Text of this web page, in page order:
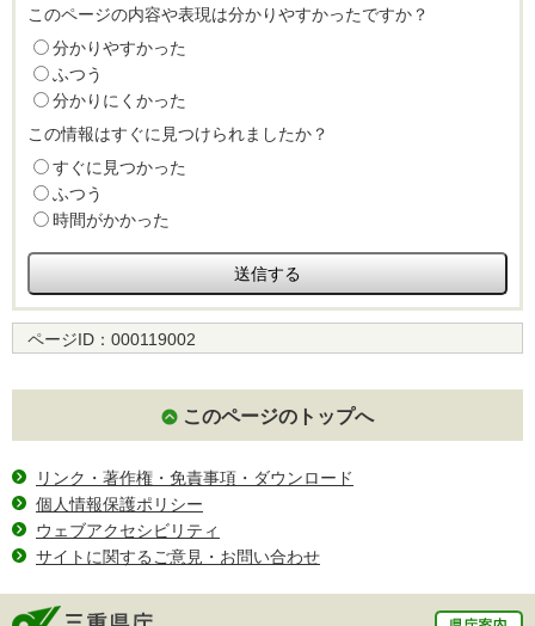
このページの内容や表現は分かりやすかったですか？
分かりやすかった
ふつう
分かりにくかった
この情報はすぐに見つけられましたか？
すぐに見つかった
ふつう
時間がかかった
ページID： 000119002
このページのトップへ
リンク・著作権・免責事項・ダウンロード
個人情報保護ポリシー
ウェブアクセシビリティ
サイトに関するご意見・お問い合わせ